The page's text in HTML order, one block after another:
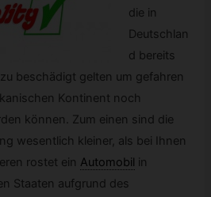
die in
Deutschlan
d bereits
beschädigt gelten um gefahren
Kontinent noch
können. Zum einen sind die
wesentlich kleiner, als bei Ihnen
rostet ein Automobil in
Staaten aufgrund des